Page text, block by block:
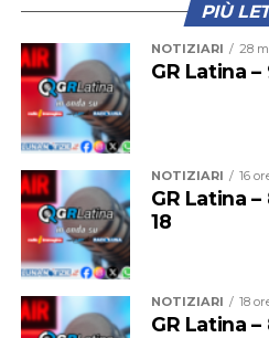
Il primo appuntamento del
sabato 8 agosto
momento dedicato alla
presentazione del libro
tra l’essere grembo e
Zanchetta, che dialogherà con
moderatrice dell’incontro.
riflessione che arricchisce
della manifestazione.
PIÙ
NOTIZIARI 28
GR Latina
NOTIZIARI 16
GR Latina
18
NOTIZIARI 18
GR Latina